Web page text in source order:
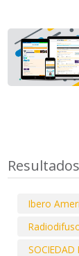
Ibero
SOCIEDAD